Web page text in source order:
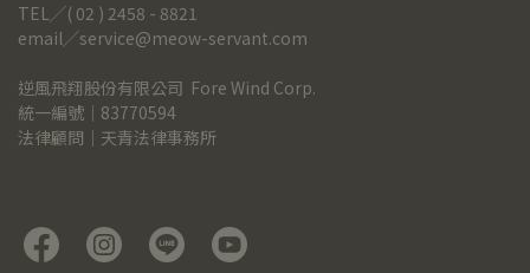
TEL╱( 02 ) 2458 - 8821
email╱service@meow-servant.com
逆風飛翔股份有限公司  Fore Wind Corp.
統一編號｜83770594
法律顧問｜天青法律事務所